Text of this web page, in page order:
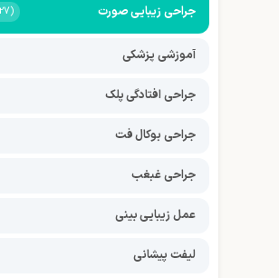
جراحی زیبایی صورت (27)
آموزشی پزشکی
جراحی افتادگی پلک
جراحی بوکال فت
جراحی غبغب
عمل زیبایی بینی
لیفت پیشانی